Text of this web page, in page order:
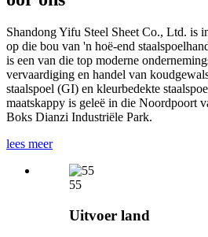
Shandong Yifu Steel Sheet Co., Ltd. is
op die bou van 'n hoë-end
is een van die top moderne
vervaardiging en handel van
staalspoel (GI) en kleurbedekte
maatskappy is geleë in die Noordpoort
Boks Dianzi Industriële Park.
lees meer
55
Uitvoer land